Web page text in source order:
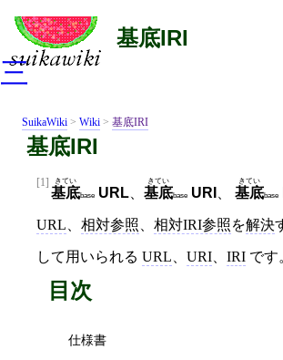
基底IRI
SuikaWiki > Wiki > 基底IRI
基底IRI
[1]
基底
きてい
base URL 基底
きてい
base URI 基底
きてい
base
URL 相対参照 相対IRI参照を解決
して用いられる URL URI IRI です
目次
仕様書
三